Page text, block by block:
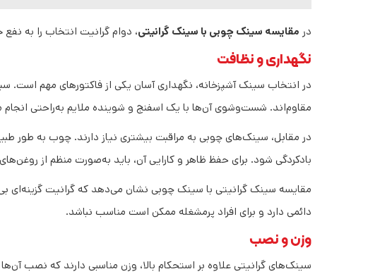
در مقایسه سینک چوبی با سینک گرانیتی، دوام گرانیت انتخاب را به
نگهداری و نظافت
در انتخاب سینک آشپزخانه، نگهداری آسان یکی از فاکتورهای مهم است.
مقاوم‌اند. شست‌وشوی آن‌ها با یک اسفنج و شوینده‌ ملایم به‌راحتی
در مقابل، سینک‌های چوبی به مراقبت بیشتری نیاز دارند. چوب به طور
بادکردگی شود. برای حفظ ظاهر و کارایی آن، باید به‌صورت منظم از
مقایسه سینک گرانیتی با سینک چوبی نشان می‌دهد که گرانیت گزینه‌ای
دائمی دارد و برای افراد پرمشغله ممکن است مناسب نباشد.
وزن و نصب
سینک‌های گرانیتی علاوه بر استحکام بالا، وزن مناسبی دارند که نصب